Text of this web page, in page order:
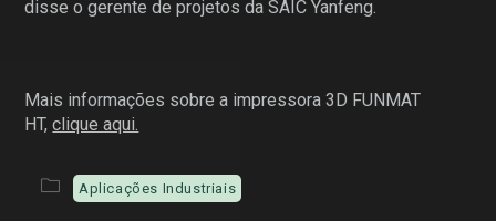
disse o gerente de projetos da SAIC Yanfeng.
Mais informações sobre a impressora 3D FUNMAT
HT,clique aqui.
Aplicações Industriais